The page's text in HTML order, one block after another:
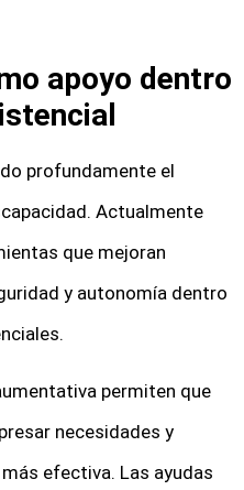
apoyo dentro
profundamente el
Actualmente
que mejoran
y autonomía dentro
permiten que
necesidades y
efectiva. Las ayudas